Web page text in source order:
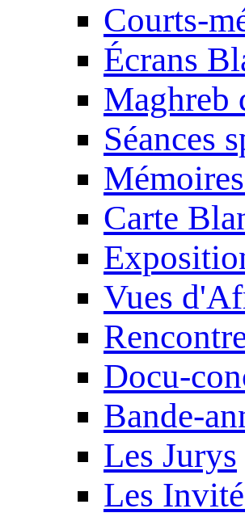
Courts-
Écrans
Maghreb
Séances
Carte
Vues
Docu-
Bande-
Les Jurys
Les